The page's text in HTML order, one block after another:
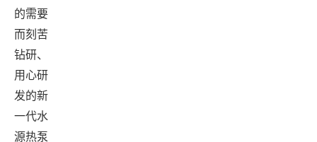
的需要
而刻苦
钻研、
用心研
发的新
一代水
源热泵